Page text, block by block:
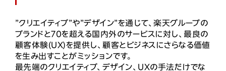
Rakuten Innovation
ニュース
”クリエイティブ”や”デザイン”を通じて、楽天グループの
ブランドと70を超える国内外のサービスに対し、最良の
顧客体験(UX)を提供し、顧客とビジネスにさらなる価値
を生み出すことがミッションです。
最先端のクリエイティブ、デザイン、UXの手法だけでな